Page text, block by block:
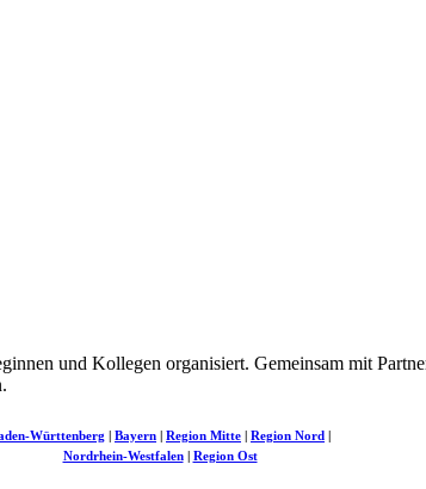
und Kollegen orga­ni­siert. Gemeinsam mit
Würt­ten­berg | Bayern | Region Mitte | Region Nord |
Nord­rhein-West­falen| Region Ost